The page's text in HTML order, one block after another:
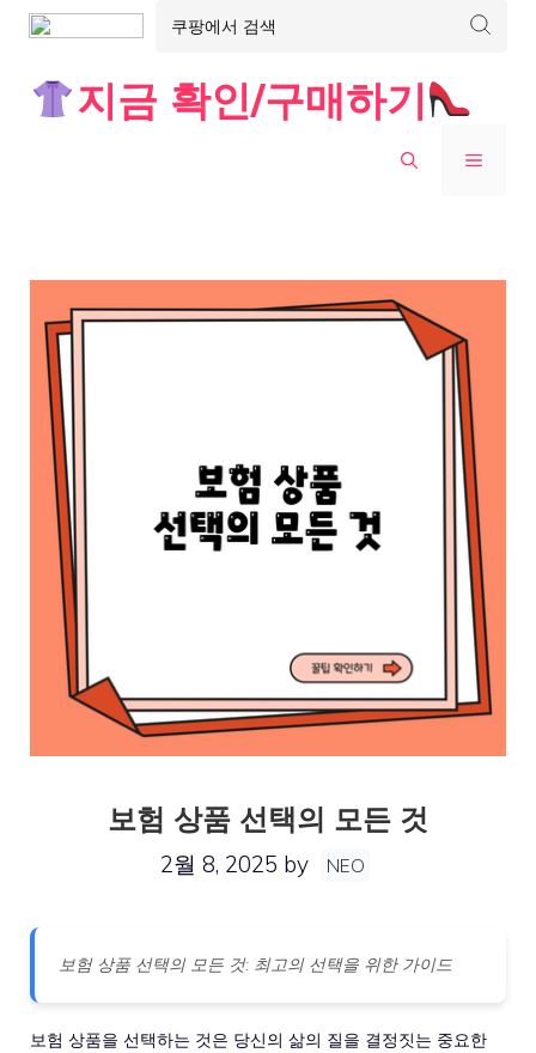
지금 확인/구매하기
MENU
보험 상품 선택의 모든 것
2월 8, 2025 by NEO
보험 상품 선택의 모든 것: 최고의 선택을 위한 가이드
보험 상품을 선택하는 것은 당신의 삶의 질을 결정짓는 중요한